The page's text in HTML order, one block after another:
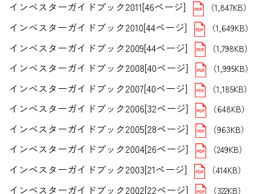
インベスターガイドブック2011[46ページ] （1,847KB）
インベスターガイドブック2010[44ページ] （1,649KB）
インベスターガイドブック2009[44ページ] （1,798KB）
インベスターガイドブック2008[40ページ] （1,995KB）
インベスターガイドブック2007[40ページ] （1,185KB）
インベスターガイドブック2006[32ページ] （648KB）
インベスターガイドブック2005[28ページ] （963KB）
インベスターガイドブック2004[26ページ] （249KB）
インベスターガイドブック2003[21ページ] （414KB）
インベスターガイドブック2002[22ページ] （322KB）